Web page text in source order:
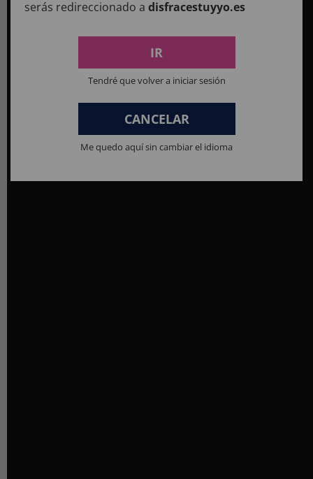
serás redireccionado a disfracestuyyo.es
IR
Tendré que volver a iniciar sesión
CANCELAR
Me quedo aquí sin cambiar el idioma